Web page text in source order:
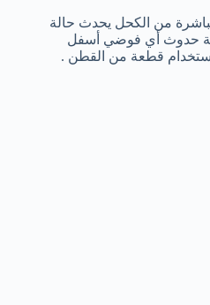
من الكحل يحدث حالة
حدوث أي فوضي أسفل
بإستخدام قطعة من القطن .